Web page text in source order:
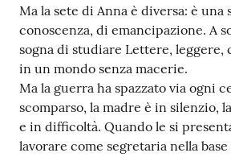
Seguici
su
Ma la sete di Anna è diversa: è
conoscenza, di emancipazione. A
sogna di studiare Lettere, leggere,
in un mondo senza macerie.
Ma la guerra ha spazzato via ogni
scomparso, la madre è in silenzio,
e in difficoltà. Quando le si
lavorare come segretaria nella